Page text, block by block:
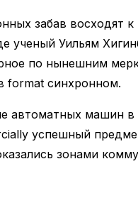
забав
ученый Уильям
по нынешним
format синхронном.
машин в
успешный
зонами